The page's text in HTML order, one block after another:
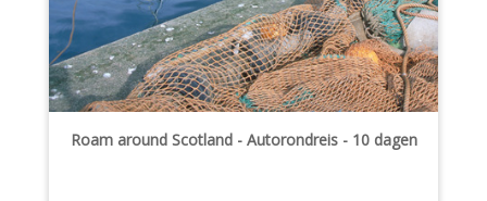
Roam around Scotland - Autorondreis - 10 dagen